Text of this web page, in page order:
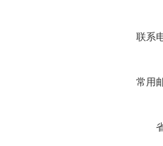
联系
常用